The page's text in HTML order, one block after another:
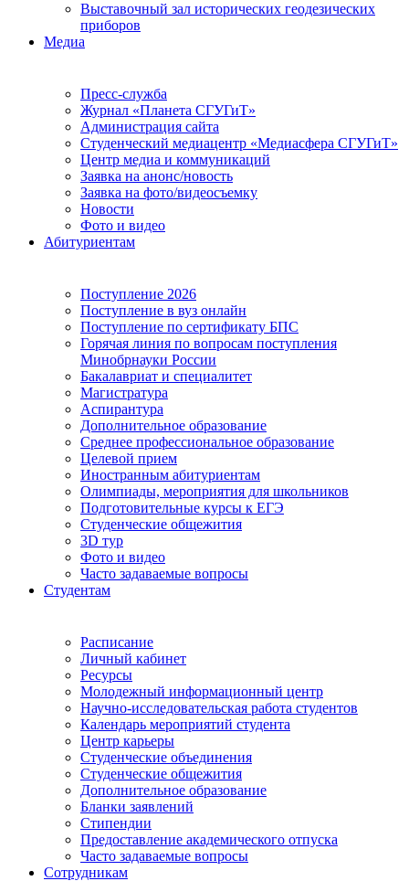
Выставочный зал исторических геодезических
приборов
Медиа
Пресс-служба
Журнал «Планета СГУГиТ»
Администрация сайта
Студенческий медиацентр «Медиасфера СГУГиТ»
Центр медиа и коммуникаций
Заявка на анонс/новость
Заявка на фото/видеосъемку
Новости
Фото и видео
Абитуриентам
Поступление 2026
Поступление в вуз онлайн
Поступление по сертификату БПС
Горячая линия по вопросам поступления
Минобрнауки России
Бакалавриат и специалитет
Магистратура
Аспирантура
Дополнительное образование
Среднее профессиональное образование
Целевой прием
Иностранным абитуриентам
Олимпиады, мероприятия для школьников
Подготовительные курсы к ЕГЭ
Студенческие общежития
3D тур
Фото и видео
Часто задаваемые вопросы
Студентам
Расписание
Личный кабинет
Ресурсы
Молодежный информационный центр
Научно-исследовательская работа студентов
Календарь мероприятий студента
Центр карьеры
Студенческие объединения
Студенческие общежития
Дополнительное образование
Бланки заявлений
Стипендии
Предоставление академического отпуска
Часто задаваемые вопросы
Сотрудникам